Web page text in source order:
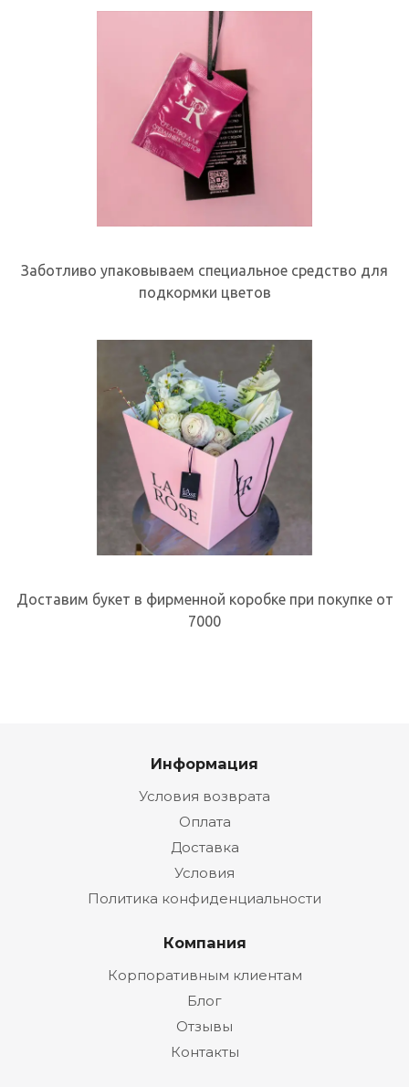
Заботливо упаковываем специальное средство для
подкормки цветов
Доставим букет в фирменной коробке при покупке от
7000
Информация
Условия возврата
Оплата
Доставка
Условия
Политика конфиденциальности
Компания
Корпоративным клиентам
Блог
Отзывы
Контакты